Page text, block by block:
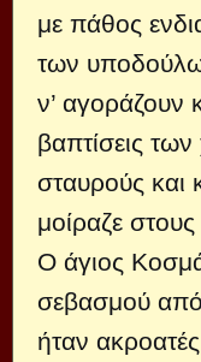
με πάθος
των
ν’ αγοράζουν
βαπτίσεις των
σταυρούς και
μοίραζε
Ο άγιος
σεβασμού από
ήταν